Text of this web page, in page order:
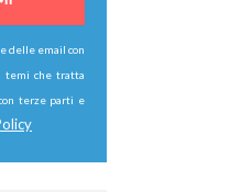
delle email con
temi che tratta
terze parti e